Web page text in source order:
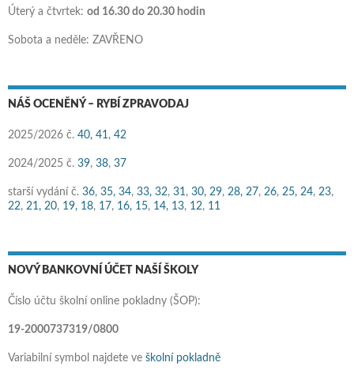
Úterý a čtvrtek: od 16.30 do 20.30 hodin
Sobota a neděle: ZAVŘENO
NÁŠ OCENĚNÝ – RYBÍ ZPRAVODAJ
2025/2026 č. 40, 41, 42
2024/2025 č. 39, 38, 37
starší vydání č. 36, 35, 34, 33, 32, 31, 30, 29, 28, 27, 26, 25, 24, 23,
22, 21, 20, 19, 18, 17, 16, 15, 14, 13, 12, 11
NOVÝ BANKOVNÍ ÚČET NAŠÍ ŠKOLY
Číslo účtu školní online pokladny (ŠOP):
19-2000737319/0800
Variabilní symbol najdete ve školní pokladně